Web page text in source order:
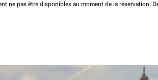
ne pas être disponibles au moment de la réservation.